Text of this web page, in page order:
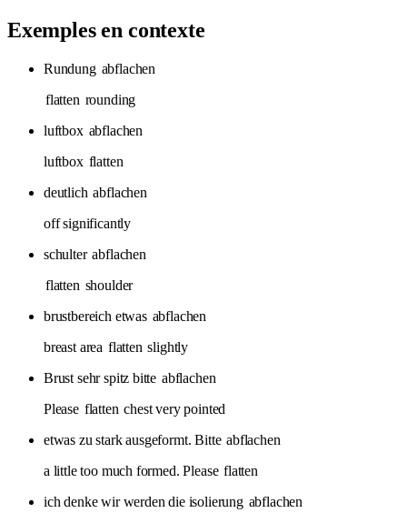
Exemples en contexte
Rundung abflachen
flatten rounding
luftbox abflachen
luftbox flatten
deutlich abflachen
off significantly
schulter abflachen
flatten shoulder
brustbereich etwas abflachen
breast area flatten slightly
Brust sehr spitz bitte abflachen
Please flatten chest very pointed
etwas zu stark ausgeformt. Bitte abflachen
a little too much formed. Please flatten
ich denke wir werden die isolierung abflachen